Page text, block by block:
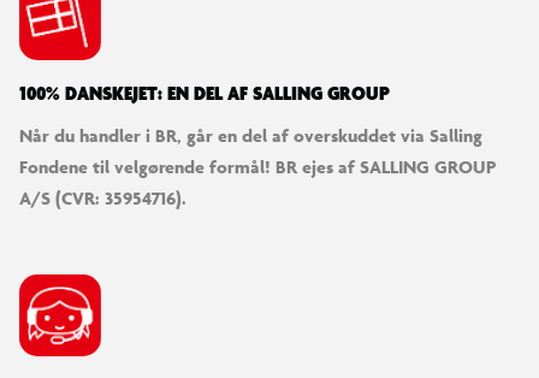
100% DANSKEJET: EN DEL AF SALLING GROUP
Når du handler i BR, går en del af overskuddet via Salling
Fondene til velgørende formål! BR ejes af SALLING GROUP
A/S (CVR: 35954716).